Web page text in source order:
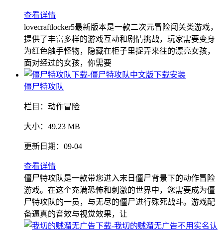
查看详情
lovecraftlocker5最新版本是一款二次元冒险闯关类游戏，
提供了丰富多样的游戏互动和剧情挑战，玩家需要变身
为红色触手怪物，隐藏在柜子里捉弄来往的漂亮女孩，
面对经过的女孩，你需要
僵尸特攻队
栏目： 动作冒险
大小： 49.23 MB
更新日期： 09-04
查看详情
僵尸特攻队是一款带您进入末日僵尸背景下的动作冒险
游戏。在这个充满恐怖和刺激的世界中，您需要成为僵
尸特攻队的一员，与无尽的僵尸进行殊死战斗。游戏配
备逼真的音效与视觉效果，让